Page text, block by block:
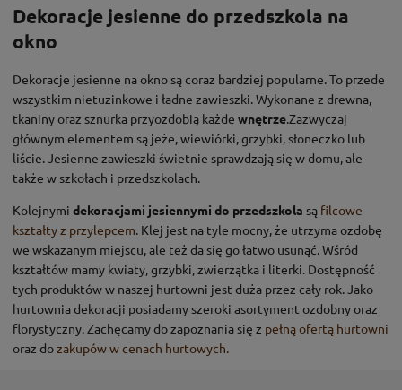
Dekoracje jesienne do przedszkola na
okno
Dekoracje jesienne na okno są coraz bardziej popularne. To przede
wszystkim nietuzinkowe i ładne zawieszki. Wykonane z drewna,
tkaniny oraz sznurka przyozdobią każde wnętrze.Zazwyczaj
głównym elementem są jeże, wiewiórki, grzybki, słoneczko lub
liście. Jesienne zawieszki świetnie sprawdzają się w domu, ale
także w szkołach i przedszkolach.
Kolejnymi dekoracjami jesiennymi do przedszkola są filcowe
kształty z przylepcem. Klej jest na tyle mocny, że utrzyma ozdobę
we wskazanym miejscu, ale też da się go łatwo usunąć. Wśród
kształtów mamy kwiaty, grzybki, zwierzątka i literki. Dostępność
tych produktów w naszej hurtowni jest duża przez cały rok. Jako
hurtownia dekoracji posiadamy szeroki asortyment ozdobny oraz
florystyczny. Zachęcamy do zapoznania się z pełną ofertą hurtowni
oraz dozakupów w cenach hurtowych.